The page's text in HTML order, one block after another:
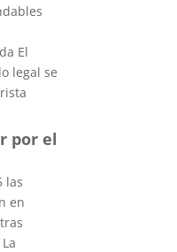
El
legal se
por el
las
en